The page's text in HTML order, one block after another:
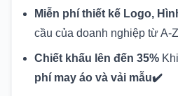
Miễn phí thiết kế Logo,
cầu của doanh nghiệp từ A-
Chiết khấu lên đến 35%
phí may áo và vải mẫu✔️